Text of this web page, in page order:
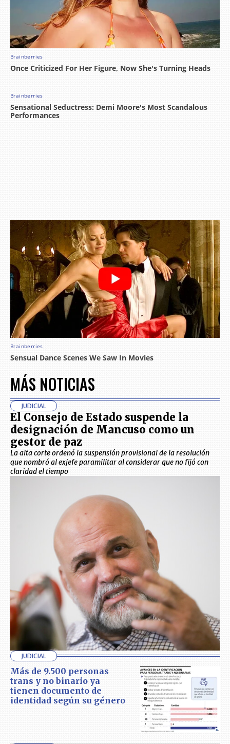
MÁS NOTICIAS
JUDICIAL
El Consejo de Estado suspende la
designación de Mancuso como un
gestor de paz
La alta corte ordenó la suspensión provisional de la resolución
que nombró al exjefe paramilitar al considerar que no fijó con
claridad el tiempo
JUDICIAL
Más de 9.500 personas
trans y no binario ya
tienen documento de
identidad según su género